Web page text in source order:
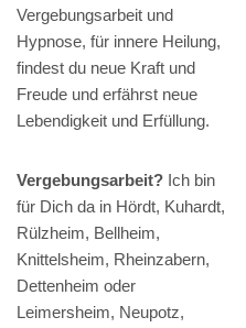
Vergebungsarbeit und
Hypnose, für innere Heilung,
findest du neue Kraft und
Freude und erfährst neue
Lebendigkeit und Erfüllung.
Vergebungsarbeit? Ich bin
für Dich da in Hördt, Kuhardt,
Rülzheim, Bellheim,
Knittelsheim, Rheinzabern,
Dettenheim oder
Leimersheim, Neupotz,